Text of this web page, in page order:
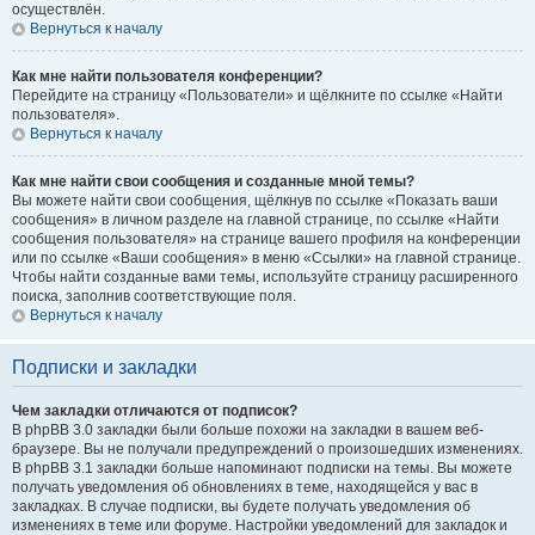
осуществлён.
Вернуться к началу
Как мне найти пользователя конференции?
Перейдите на страницу «Пользователи» и щёлкните по ссылке «Найти
пользователя».
Вернуться к началу
Как мне найти свои сообщения и созданные мной темы?
Вы можете найти свои сообщения, щёлкнув по ссылке «Показать ваши
сообщения» в личном разделе на главной странице, по ссылке «Найти
сообщения пользователя» на странице вашего профиля на конференции
или по ссылке «Ваши сообщения» в меню «Ссылки» на главной странице.
Чтобы найти созданные вами темы, используйте страницу расширенного
поиска, заполнив соответствующие поля.
Вернуться к началу
Подписки и закладки
Чем закладки отличаются от подписок?
В phpBB 3.0 закладки были больше похожи на закладки в вашем веб-
браузере. Вы не получали предупреждений о произошедших изменениях.
В phpBB 3.1 закладки больше напоминают подписки на темы. Вы можете
получать уведомления об обновлениях в теме, находящейся у вас в
закладках. В случае подписки, вы будете получать уведомления об
изменениях в теме или форуме. Настройки уведомлений для закладок и